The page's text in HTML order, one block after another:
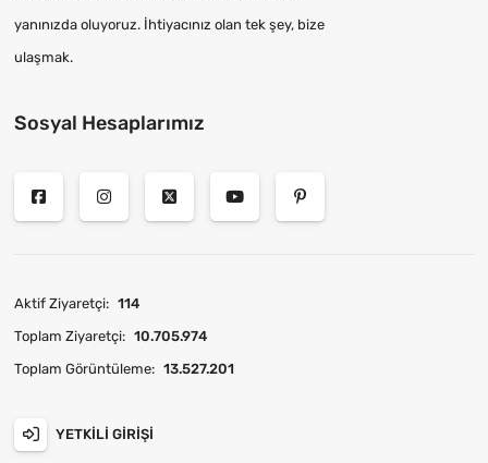
yanınızda oluyoruz. İhtiyacınız olan tek şey, bize
ulaşmak.
Sosyal Hesaplarımız
Aktif Ziyaretçi: 114
Toplam Ziyaretçi: 10.705.974
Toplam Görüntüleme: 13.527.201
YETKILI GIRIŞI